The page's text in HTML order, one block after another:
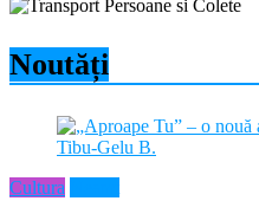
Noutăți
Cultura